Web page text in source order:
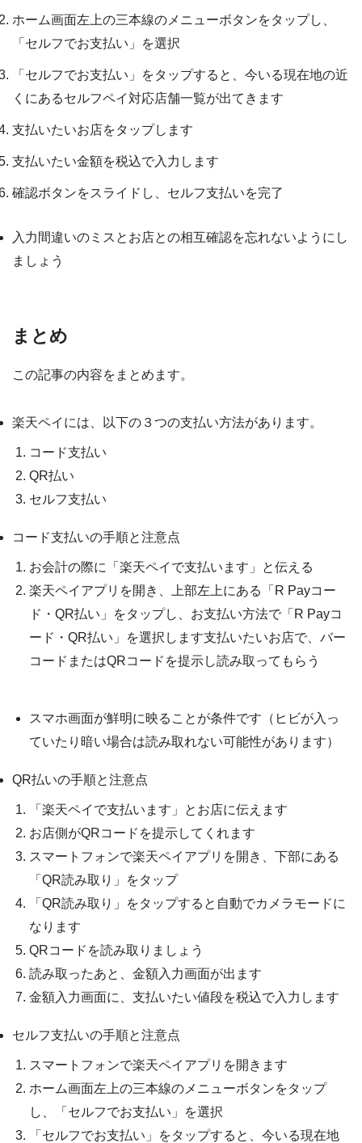
ホーム画面左上の三本線のメニューボタンをタップし、
「セルフでお支払い」を選択
「セルフでお支払い」をタップすると、今いる現在地の近
くにあるセルフペイ対応店舗一覧が出てきます
支払いたいお店をタップします
支払いたい金額を税込で入力します
確認ボタンをスライドし、セルフ支払いを完了
入力間違いのミスとお店との相互確認を忘れないようにし
ましょう
まとめ
この記事の内容をまとめます。
楽天ペイには、以下の３つの支払い方法があります。
コード支払い
QR払い
セルフ支払い
コード支払いの手順と注意点
お会計の際に「楽天ペイで支払います」と伝える
楽天ペイアプリを開き、
上部左上にある「R Payコー
ド・QR払い」をタップし、お支払い方法で「R Payコ
ード・QR払い」を選択します支払いたいお店で、バー
コードまたはQRコードを提示し読み取ってもらう
スマホ画面が鮮明に映ることが条件です（ヒビが入っ
ていたり暗い場合は読み取れない可能性があります）
QR払いの手順と注意点
「楽天ペイで支払います」とお店に伝えます
お店側がQRコードを提示してくれます
スマートフォンで楽天ペイアプリを開き、下部にある
「QR読み取り」をタップ
「QR読み取り」をタップすると自動でカメラモードに
なります
QRコードを読み取りましょう
読み取ったあと、金額入力画面が出ます
金額入力画面に、支払いたい値段を税込で入力します
セルフ支払いの手順と注意点
スマートフォンで楽天ペイアプリを開きます
ホーム画面左上の三本線のメニューボタンをタップ
し、「セルフでお支払い」を選択
「セルフでお支払い」をタップすると、今いる現在地